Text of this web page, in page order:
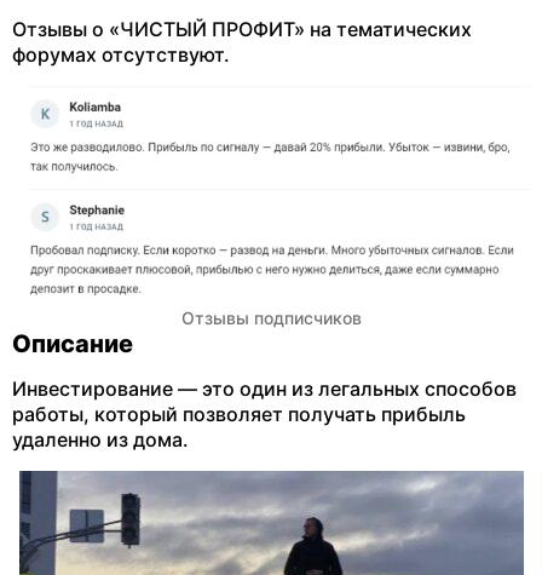
Отзывы о «ЧИСТЫЙ ПРОФИТ» на тематических
форумах отсутствуют.
Отзывы подписчиков
Описание
Инвестирование — это один из легальных способов
работы, который позволяет получать прибыль
удаленно из дома.